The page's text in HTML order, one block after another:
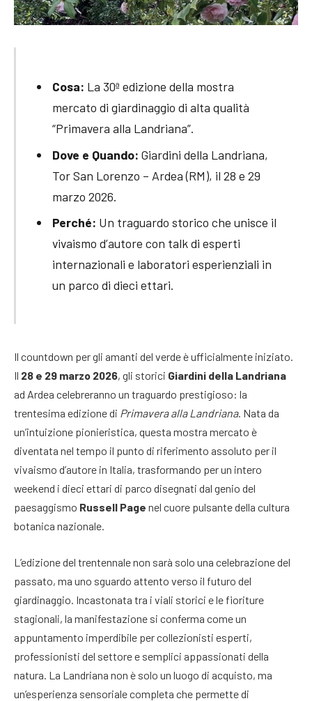
Cosa: La 30ª edizione della mostra
mercato di giardinaggio di alta qualità
“Primavera alla Landriana”.
Dove e Quando: Giardini della Landriana,
Tor San Lorenzo – Ardea (RM), il 28 e 29
marzo 2026.
Perché: Un traguardo storico che unisce il
vivaismo d’autore con talk di esperti
internazionali e laboratori esperienziali in
un parco di dieci ettari.
Il countdown per gli amanti del verde è ufficialmente iniziato.
Il 28 e 29 marzo 2026, gli storici Giardini della Landriana
ad Ardea celebreranno un traguardo prestigioso: la
trentesima edizione di Primavera alla Landriana. Nata da
un’intuizione pionieristica, questa mostra mercato è
diventata nel tempo il punto di riferimento assoluto per il
vivaismo d’autore in Italia, trasformando per un intero
weekend i dieci ettari di parco disegnati dal genio del
paesaggismo Russell Page nel cuore pulsante della cultura
botanica nazionale.
L’edizione del trentennale non sarà solo una celebrazione del
passato, ma uno sguardo attento verso il futuro del
giardinaggio. Incastonata tra i viali storici e le fioriture
stagionali, la manifestazione si conferma come un
appuntamento imperdibile per collezionisti esperti,
professionisti del settore e semplici appassionati della
natura. La Landriana non è solo un luogo di acquisto, ma
un’esperienza sensoriale completa che permette di